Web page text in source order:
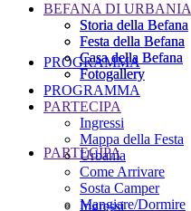
Storia della Befana
Festa della Befana
Casa della Befana
Fotogallery
PROGRAMMA
PARTECIPA
Ingressi
BEFANA DI URBANIA
Storia della Befana
Festa della Befana
Casa della Befana
Fotogallery
PROGRAMMA
PARTECIPA
Ingressi
Mappa della Festa
Urbania
Come Arrivare
Sosta Camper
Mangiare/Dormire